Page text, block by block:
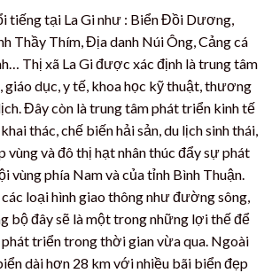
tiếng tại La Gi như : Biển Đồi Dương,
Thầy Thím, Địa danh Núi Ông, Cảng cá
Thị xã La Gi được xác định là trung tâm
giáo dục, y tế, khoa học kỹ thuật, thương
Đây còn là trung tâm phát triển kinh tế
thác, chế biến hải sản, du lịch sinh thái,
vùng và đô thị hạt nhân thúc đẩy sự phát
vùng phía Nam và của tỉnh Bình Thuận.
loại hình giao thông như đường sông,
bộ đây sẽ là một trong những lợi thế để
triển trong thời gian vừa qua. Ngoài
dài hơn 28 km với nhiều bãi biển đẹp